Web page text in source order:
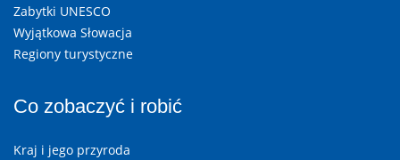
Zabytki UNESCO
Wyjątkowa Słowacja
Regiony turystyczne
Co zobaczyć i robić
Kraj i jego przyroda